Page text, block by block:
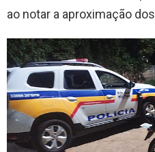
ao notar a aproximação